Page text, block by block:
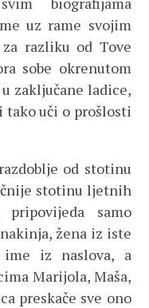
uz rame svojim
razliku od Tove
sobe okrenutom
zaključane ladice,
tako uči o prošlosti
od stotinu
stotinu ljetnih
samo
žena iz iste
iz naslova, a
Marijola, Maša,
preskače sve ono